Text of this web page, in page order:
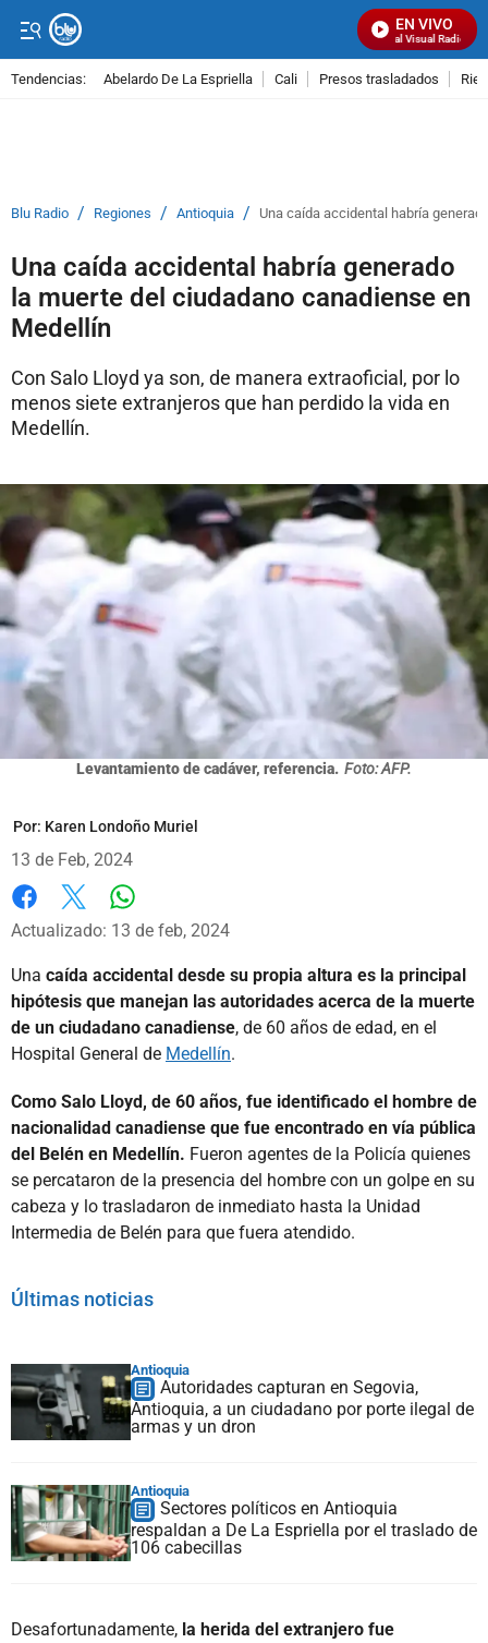
EN VIVO
Señal Visual Radio
Tendencias: Abelardo De La Espriella Cali Presos trasladados
Blu Radio / Regiones / Antioquia / Una caída accidental habría
Una caída accidental habría generado
la muerte del ciudadano canadiense en
Medellín
Con Salo Lloyd ya son, de manera extraoficial, por lo
menos siete extranjeros que han perdido la vida en
Medellín.
Levantamiento de cadáver, referencia. Foto: AFP.
Por: Karen Londoño Muriel
13 de Feb, 2024
Facebook
X
Actualizado: 13 de feb, 2024
Una caída accidental desde su propia altura es la principal
hipótesis que manejan las autoridades acerca de la muerte
de un ciudadano canadiense, de 60 años de edad, en el
Hospital General de Medellín.
Como Salo Lloyd, de 60 años, fue identificado el hombre de
nacionalidad canadiense que fue encontrado en vía pública
del Belén en Medellín. Fueron agentes de la Policía quienes
se percataron de la presencia del hombre con un golpe en su
cabeza y lo trasladaron de inmediato hasta la Unidad
Intermedia de Belén para que fuera atendido.
Últimas noticias
Antioquia
Autoridades capturan en Segovia,
Antioquia, a un ciudadano por porte ilegal de
armas y un dron
Antioquia
Sectores políticos en Antioquia
respaldan a De La Espriella por el traslado de
106 cabecillas
Desafortunadamente, la herida del extranjero fue